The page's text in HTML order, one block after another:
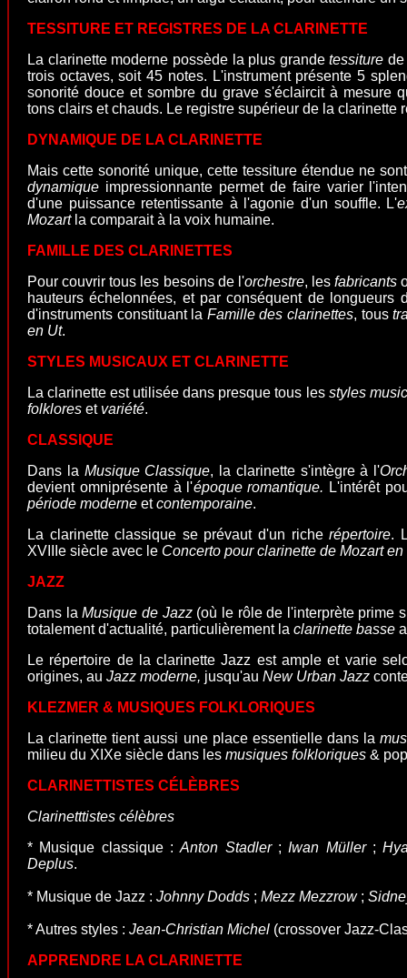
TESSITURE ET REGISTRES DE LA CLARINETTE
La clarinette moderne possède la plus grandetessiture
trois octaves, soit 45 notes. L'instrument présente 5
sonorité douce et sombre du grave s'éclaircit à mesure
tons clairs et chauds. Le registre supérieur de la clarinette
DYNAMIQUE DE LA CLARINETTE
Mais cette sonorité unique, cette tessiture étendue ne
dynamique impressionnante permet de faire varier
d'une puissance retentissante à l'agonie d'un souffle. L'
Mozartla comparait à la voix humaine.
FAMILLE DES CLARINETTES
Pour couvrir tous les besoins de l'orchestre, lesfabricants
hauteurs échelonnées, et par conséquent de longueurs
d'instruments constituant la Famille des clarinettes, tous
en Ut.
STYLES MUSICAUX ET CLARINETTE
La clarinette est utilisée dans presque tous les styles
folklores et variété.
CLASSIQUE
Dans la Musique Classique, la clarinette s'intègre à l'
devient omniprésente à l'époque romantique. L'intérêt
période moderne etcontemporaine.
La clarinette classique se prévaut d'un richerépertoire.
XVIIIe siècle avec le Concerto pour clarinette de Mozart
JAZZ
Dans laMusique de Jazz(où le rôle de l'interprète prime
totalement d'actualité, particulièrement la clarinette basse
Le répertoire de la clarinette Jazz est ample et varie
origines, au Jazz moderne, jusqu'au New Urban Jazz
KLEZMER & MUSIQUES FOLKLORIQUES
La clarinette tient aussi une place essentielle dans la
milieu du XIXe siècle dans les musiques folkloriques &
CLARINETTISTES C É LÈBRES
Clarinetttistes célèbres
* Musique classique : Anton Stadler;Iwan Müller;
Deplus.
* Musique de Jazz : Johnny Dodds ; Mezz Mezzrow;
* Autres styles : Jean-Christian Michel (crossover Jazz-
APPRENDRE LA CLARINETTE